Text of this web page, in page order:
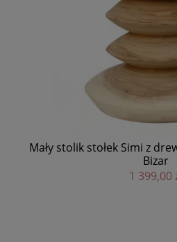
Mały stolik stołek Simi z
Bizar
1 399,00